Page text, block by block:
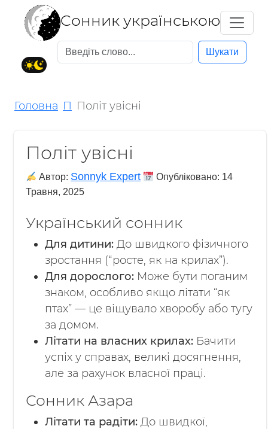
Cонник українською
Шукати
Головна П Політ увісні
Політ увісні
Автор: Sonnyk Expert Опубліковано: 14
Травня, 2025
Український сонник
Для дитини: До швидкого фізичного
зростання (“росте, як на крилах”).
Для дорослого: Може бути поганим
знаком, особливо якщо літати “як
птах” — це віщувало хворобу або тугу
за домом.
Літати на власних крилах: Бачити
успіх у справах, великі досягнення,
але за рахунок власної праці.
Сонник Азара
Літати та радіти: До швидкої,